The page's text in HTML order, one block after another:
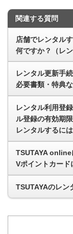
関連する質問
店舗でレンタル
何ですか？（レ
レンタル更新手
必要書類・特典な
レンタル利用登
ル登録の有効期
レンタルするに
TSUTAYA online
Vポイントカード
TSUTAYAのレン